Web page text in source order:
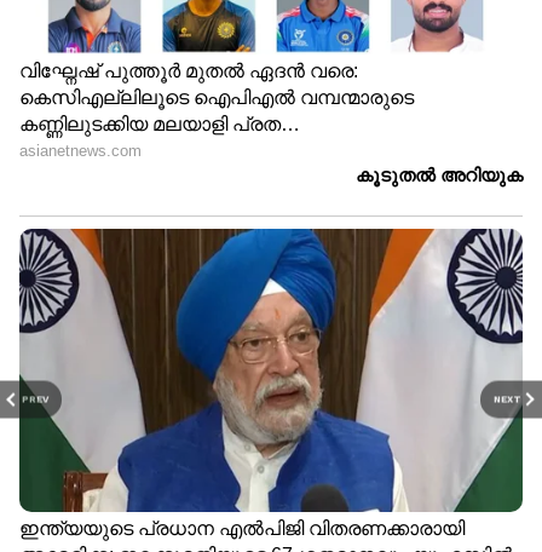
PREV NEXT
സെർവിക്കൽ ക്യാൻസർ ;
കേട്ടത് നാല് മണിക്കൂർ;
കേൾവിശക്തി നഷ്ടപ്പെട്ടു;
മുന്നറിയിപ്പുമായി
ഡോക്ടർമാർ
ചർമ്മത്തെ സംരക്ഷിക്കാൻ
കഴിക്കേണ്ട 7 ഭക്ഷണങ്ങൾ
എന്ത് കൊണ്ടാണ് ഫംഗസ്
അണുബാധകൾ
കൂടുതലായും മഴക്കാലത്ത്
ഉണ്ടാകുന്നത്?
LATEST VIDEOS